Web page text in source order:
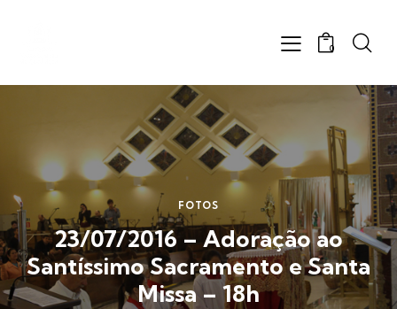
0
FOTOS
23/07/2016 – Adoração ao
Santíssimo Sacramento e Santa
Missa – 18h